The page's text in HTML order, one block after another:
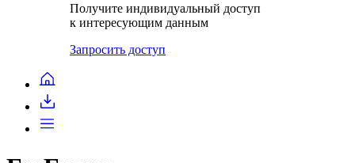
Получите индивидуальный доступ
к интересующим данным
Запросить доступ